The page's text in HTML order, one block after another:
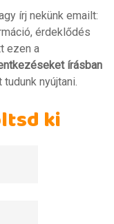
írj nekünk emailt:
érdeklődés
ezen a
írásban
nyújtani.
ki